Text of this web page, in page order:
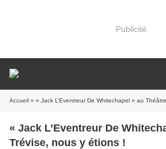
Publicité
Accueil » « Jack L’Eventreur De Whitechapel » au
« Jack L’Eventreur De
Trévise, nous y étions !